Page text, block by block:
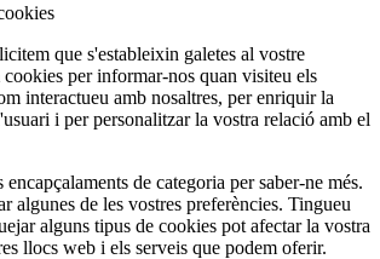
que s'estableixin galetes al vostre
per informar-nos quan visiteu els
interactueu amb nosaltres, per enriquir la
i per personalitzar la vostra relació amb el
de categoria per saber-ne més.
algunes de les vostres preferències. Tingueu
alguns tipus de cookies pot afectar la vostra
llocs web i els serveis que podem oferir.